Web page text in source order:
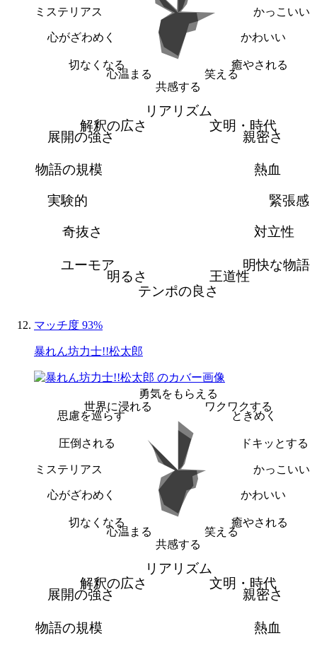
かっこいい
かわいい
癒やされる
笑える
共感する
心温まる
切なくなる
心がざわめく
ミステリアス
リアリズム
文明・時代
親密さ
熱血
緊張感
対立性
明快な物語
王道性
テンポの良さ
明るさ
ユーモア
奇抜さ
実験的
物語の規模
展開の強さ
解釈の広さ
マッチ度 93%
暴れん坊力士!!松太郎
勇気をもらえる
ワクワクする
ときめく
ドキッとする
かっこいい
かわいい
癒やされる
笑える
共感する
心温まる
切なくなる
心がざわめく
ミステリアス
圧倒される
思慮を巡らす
世界に浸れる
リアリズム
文明・時代
親密さ
熱血
物語の規模
展開の強さ
解釈の広さ